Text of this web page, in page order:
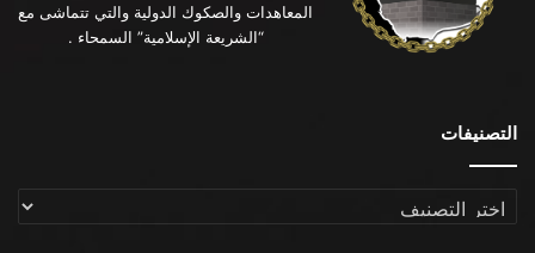
المعاهدات والصكوك الدولية والتي تتماشى مع
“الشريعة الإسلامية” السمحاء .
التصنيفات
التصنيفات